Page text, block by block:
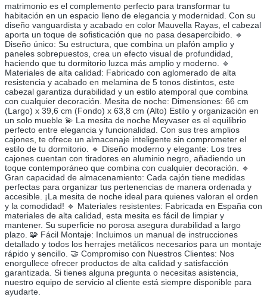
matrimonio es el complemento perfecto para transformar tu
habitación en un espacio lleno de elegancia y modernidad. Con su
diseño vanguardista y acabado en color Mauvella Rayas, el cabezal
aporta un toque de sofisticación que no pasa desapercibido. 🔹
Diseño único: Su estructura, que combina un plafón amplio y
paneles sobrepuestos, crea un efecto visual de profundidad,
haciendo que tu dormitorio luzca más amplio y moderno. 🔹
Materiales de alta calidad: Fabricado con aglomerado de alta
resistencia y acabado en melamina de 5 tonos distintos, este
cabezal garantiza durabilidad y un estilo atemporal que combina
con cualquier decoración. Mesita de noche: Dimensiones: 66 cm
(Largo) x 39,6 cm (Fondo) x 63,8 cm (Alto) Estilo y organización en
un solo mueble 💫 La mesita de noche Meyvaser es el equilibrio
perfecto entre elegancia y funcionalidad. Con sus tres amplios
cajones, te ofrece un almacenaje inteligente sin comprometer el
estilo de tu dormitorio. 🔹 Diseño moderno y elegante: Los tres
cajones cuentan con tiradores en aluminio negro, añadiendo un
toque contemporáneo que combina con cualquier decoración. 🔹
Gran capacidad de almacenamiento: Cada cajón tiene medidas
perfectas para organizar tus pertenencias de manera ordenada y
accesible. ¡La mesita de noche ideal para quienes valoran el orden
y la comodidad! 🔹 Materiales resistentes: Fabricada en España con
materiales de alta calidad, esta mesita es fácil de limpiar y
mantener. Su superficie no porosa asegura durabilidad a largo
plazo. 🧩 Fácil Montaje: Incluimos un manual de instrucciones
detallado y todos los herrajes metálicos necesarios para un montaje
rápido y sencillo. 🤝 Compromiso con Nuestros Clientes: Nos
enorgullece ofrecer productos de alta calidad y satisfacción
garantizada. Si tienes alguna pregunta o necesitas asistencia,
nuestro equipo de servicio al cliente está siempre disponible para
ayudarte.